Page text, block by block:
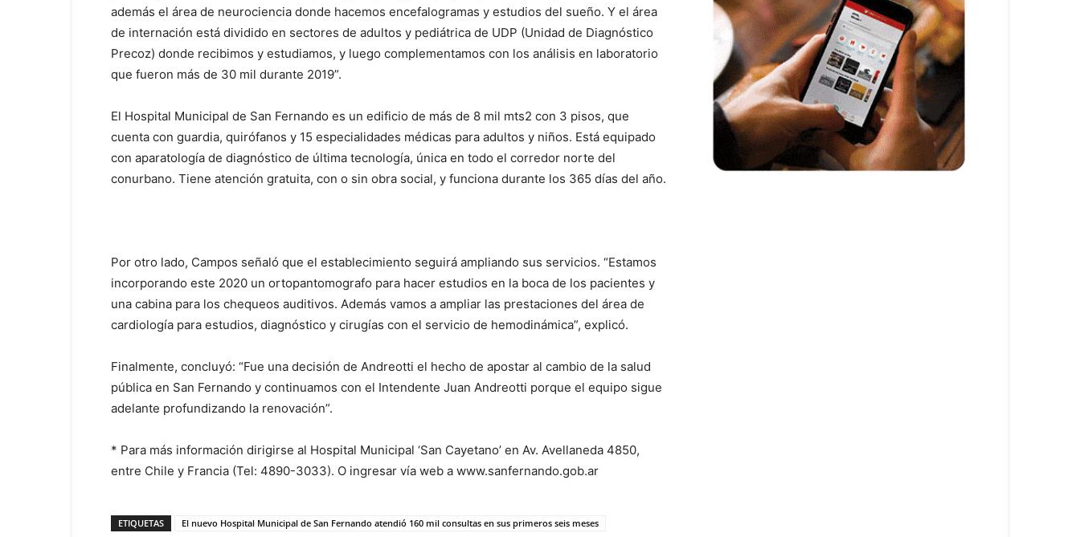
además el área de neurociencia donde hacemos encefalogramas y estudios del sueño. Y el área
de internación está dividido en sectores de adultos y pediátrica de UDP (Unidad de Diagnóstico
Precoz) donde recibimos y estudiamos, y luego complementamos con los análisis en laboratorio
que fueron más de 30 mil durante 2019”.
El Hospital Municipal de San Fernando es un edificio de más de 8 mil mts2 con 3 pisos, que
cuenta con guardia, quirófanos y 15 especialidades médicas para adultos y niños. Está equipado
con aparatología de diagnóstico de última tecnología, única en todo el corredor norte del
conurbano. Tiene atención gratuita, con o sin obra social, y funciona durante los 365 días del año.
Por otro lado, Campos señaló que el establecimiento seguirá ampliando sus servicios. “Estamos
incorporando este 2020 un ortopantomografo para hacer estudios en la boca de los pacientes y
una cabina para los chequeos auditivos. Además vamos a ampliar las prestaciones del área de
cardiología para estudios, diagnóstico y cirugías con el servicio de hemodinámica”, explicó.
Finalmente, concluyó: “Fue una decisión de Andreotti el hecho de apostar al cambio de la salud
pública en San Fernando y continuamos con el Intendente Juan Andreotti porque el equipo sigue
adelante profundizando la renovación”.
* Para más información dirigirse al Hospital Municipal ‘San Cayetano’ en Av. Avellaneda 4850,
entre Chile y Francia (Tel: 4890-3033). O ingresar vía web a www.sanfernando.gob.ar
ETIQUETAS El nuevo Hospital Municipal de San Fernando atendió 160 mil consultas en sus primeros seis meses